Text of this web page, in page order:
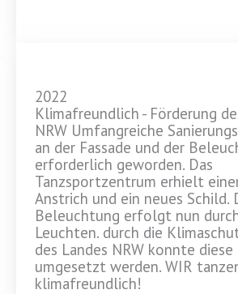
2022
Klimafreundlich - Förderung
NRW Umfangreiche
an der Fassade und der
erforderlich geworden. Das
Tanzsportzentrum erhielt
Anstrich und ein neues Schild.
Beleuchtung erfolgt nun
Leuchten. durch die
des Landes NRW konnte diese
umgesetzt werden. WIR
klimafreundlich!